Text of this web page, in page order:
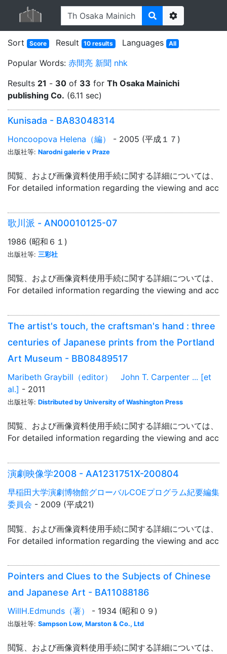
Options
Sort
Score Result 10 results Languages All
Popular Words: 赤間亮 新聞 nhk
Results 21 - 30 of 33 for Th Osaka Mainichi
publishing Co. (6.11 sec)
Kunisada - BA83048314
Honcoopova Helena（編） - 2005 (平成１７)
出版社等: Narodni galerie v Praze
閲覧、および画像資料使用手続に関する詳細については、「
For detailed information regarding the viewing and
歌川派 - AN00010125-07
1986 (昭和６１)
出版社等: 三彩社
閲覧、および画像資料使用手続に関する詳細については、「
For detailed information regarding the viewing and
The artist's touch, the craftsman's hand : three
centuries of Japanese prints from the Portland
Art Museum - BB08489517
Maribeth Graybill（editor） John T. Carpenter ... [et
al.] - 2011
出版社等: Distributed by University of Washington Press
閲覧、および画像資料使用手続に関する詳細については、「
For detailed information regarding the viewing and
演劇映像学2008 - AA1231751X-200804
早稲田大学演劇博物館グローバルCOEプログラム紀要編集
委員会 - 2009 (平成21)
閲覧、および画像資料使用手続に関する詳細については、「
For detailed information regarding the viewing and
Pointers and Clues to the Subjects of Chinese
and Japanese Art - BA11088186
WillH.Edmunds（著） - 1934 (昭和０９)
出版社等: Sampson Low, Marston & Co., Ltd
閲覧、および画像資料使用手続に関する詳細については、「